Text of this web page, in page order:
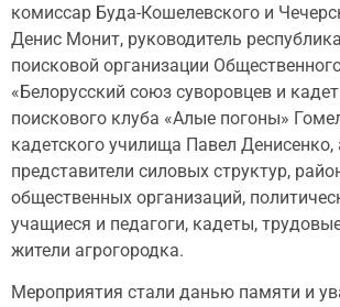
комиссар Буда-Кошелевского и
Денис Монит, руководитель
поисковой организации
«Белорусский союз суворовцев и
поискового клуба «Алые погоны»
кадетского училища Павел Денисенко,
представители силовых структур,
общественных организаций,
учащиеся и педагоги, кадеты,
жители агрогородка.
Мероприятия стали данью памяти и